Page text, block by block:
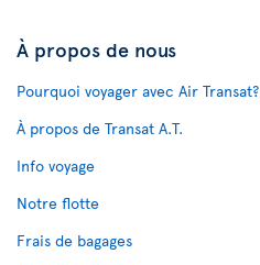
À propos de nous
Pourquoi voyager avec Air Transat?
À propos de Transat A.T.
Info voyage
Notre flotte
Frais de bagages